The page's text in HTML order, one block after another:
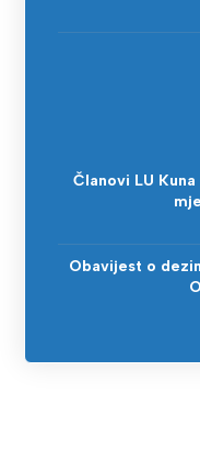
Članovi LU
Obavijest o